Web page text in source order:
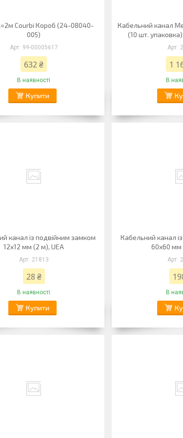
Courbi Короб (24-08040-
005)
99-00005617
632 ₴
В наявності
Купити
Кабельний канал
(10 шт.
1
В
канал із подвійним замком
12х12 мм (2 м), UEA
21813
28 ₴
В наявності
Купити
Кабельний канал
60х60 мм
В